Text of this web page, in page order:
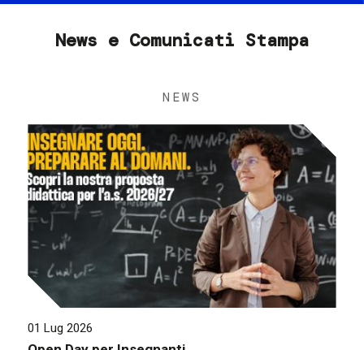
News e Comunicati Stampa
NEWS
01 Lug 2026